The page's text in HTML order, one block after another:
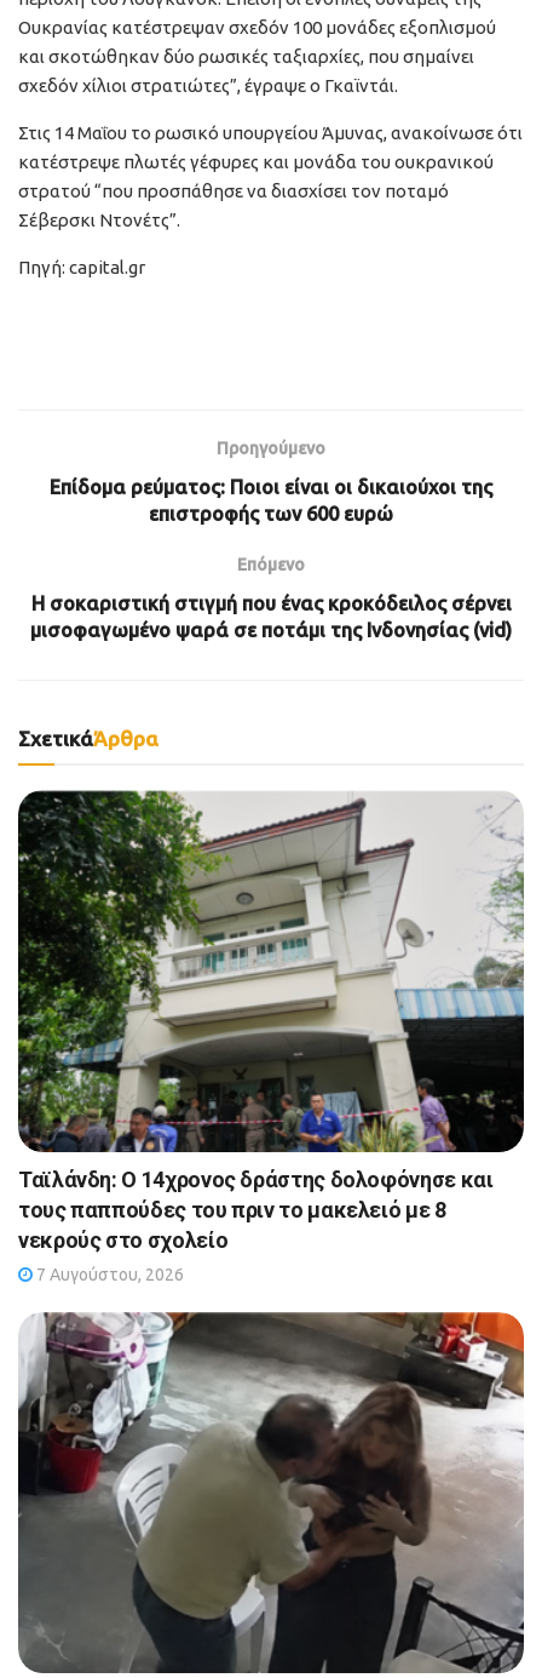
Ουκρανίας κατέστρεψαν σχεδόν 100 μονάδες εξοπλισμού
και σκοτώθηκαν δύο ρωσικές ταξιαρχίες, που σημαίνει
σχεδόν χίλιοι στρατιώτες”, έγραψε ο Γκαϊντάι.
Στις 14 Μαΐου το ρωσικό υπουργείου Άμυνας, ανακοίνωσε ότι
κατέστρεψε πλωτές γέφυρες και μονάδα του ουκρανικού
στρατού “που προσπάθησε να διασχίσει τον ποταμό
Σέβερσκι Ντονέτς”.
Πηγή: capital.gr
Προηγούμενο
Επίδομα ρεύματος: Ποιοι είναι οι δικαιούχοι της
επιστροφής των 600 ευρώ
Επόμενο
H σοκαριστική στιγμή που ένας κροκόδειλος σέρνει
μισοφαγωμένο ψαρά σε ποτάμι της Ινδονησίας (vid)
ΣχετικάΆρθρα
Ταϊλάνδη: Ο 14χρονος δράστης δολοφόνησε και
τους παππούδες του πριν το μακελειό με 8
νεκρούς στο σχολείο
7 Αυγούστου, 2026